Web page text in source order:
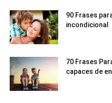
90 Frases
incondicional
70 Frases
capaces de